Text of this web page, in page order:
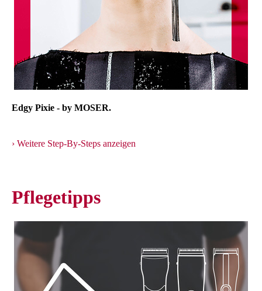
Edgy Pixie - by MOSER.
Weitere Step-By-Steps anzeigen
Pflegetipps